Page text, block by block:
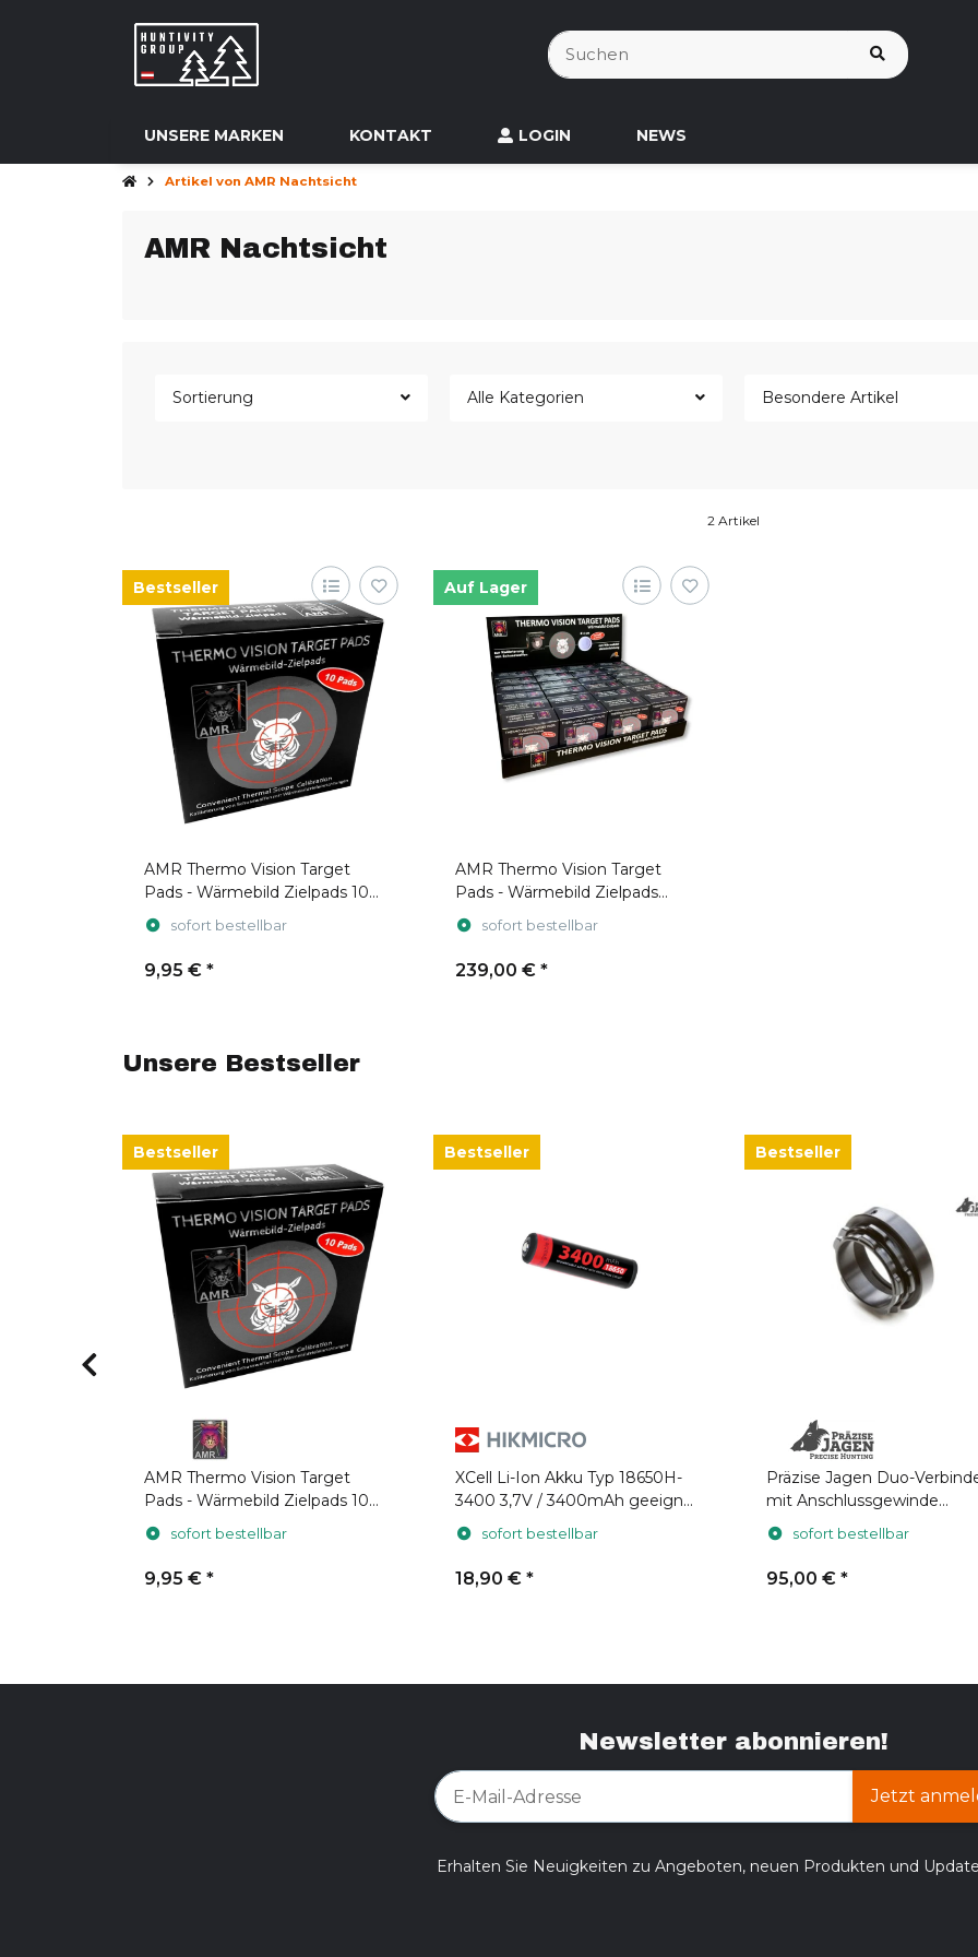
UNSERE MARKEN KONTAKT LOGIN NEWS
Artikel von AMR Nachtsicht
AMR Nachtsicht
Sortierung Alle Kategorien Besondere Artikel
2 Artikel
Bestseller
AMR Thermo Vision Target
Pads - Wärmebild Zielpads 10
Stücksofort bestellbar
9,95 € *
Auf Lager
AMR Thermo Vision Target
Pads - Wärmebild Zielpads
Display 24x10Stk.
sofort bestellbar
239,00 € *
Unsere Bestseller
Bestseller
AMR Thermo Vision Target
Pads - Wärmebild Zielpads 10
Stücksofort bestellbar
9,95 € *
Bestseller
XCell Li-Ion Akku Typ 18650H-
3400 3,7V / 3400mAh geeignet
für Hikmicro
sofort bestellbar
18,90 € *
Bestseller
Präzise Jagen Duo-
mit Anschlussgewinde
M52x0,75 (für Hikmicro
Thunder)
sofort bestellbar
95,00 € *
Newsletter abonnieren!
Jetzt
Erhalten Sie Neuigkeiten zu Angeboten, neuen Produkten und